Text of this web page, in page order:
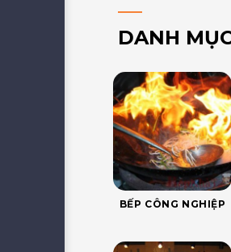
DANH
BẾP CÔNG NGHIỆP